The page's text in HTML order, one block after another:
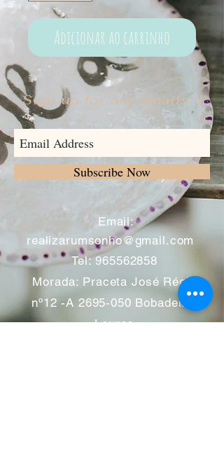
Adicionar ao carrinho
Sign up for our emails :)
Subscribe Now
Email:
realizarumsonho@gmail.com
Tel:965562858
Morada: Praceta José Régio
nº12 -A 2695-050 Bobadela -
Loures